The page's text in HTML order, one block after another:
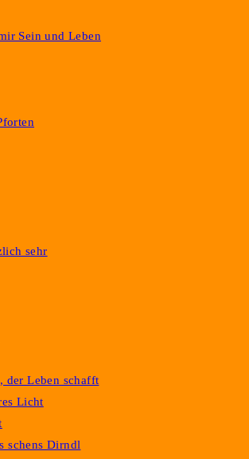
Sein und Leben
sehr
der Leben schafft
Licht
schens Dirndl